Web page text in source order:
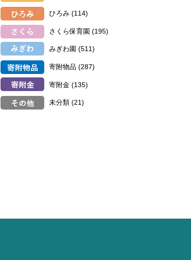
ひろみ (114)
さくら保育園 (195)
みぎわ園 (511)
寄附物品 (287)
寄附金 (135)
未分類 (21)